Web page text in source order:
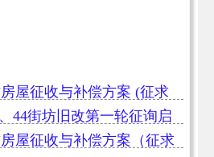
屋征收与补偿方案 (征求
44街坊旧改第一轮征询启
屋征收与补偿方案（征求